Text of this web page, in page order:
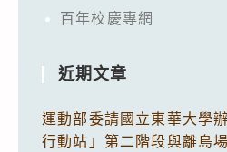
百年校慶專網
近期文章
運動部委請國立東華大學
行動站」第二階段與離島